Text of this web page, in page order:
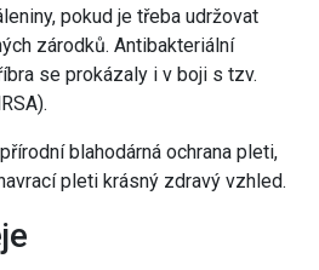
pokud je třeba udržovat
zárodků. Antibakteriální
se prokázaly i v boji s tzv.
blahodárná ochrana pleti,
pleti krásný zdravý vzhled.